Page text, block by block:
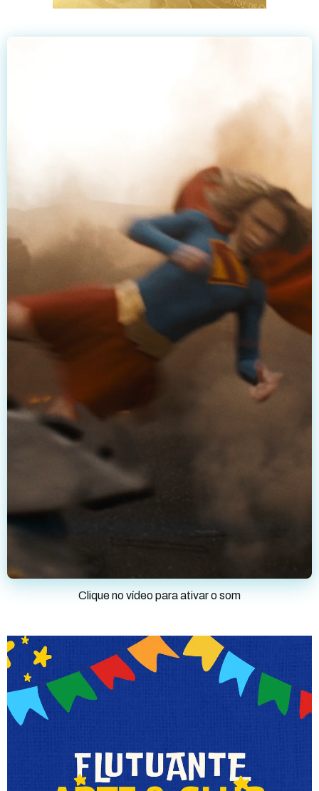
Clique no vídeo para ativar o som